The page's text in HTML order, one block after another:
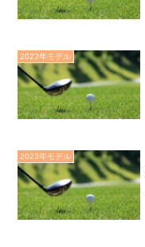
2023年モデル
2023年モデル